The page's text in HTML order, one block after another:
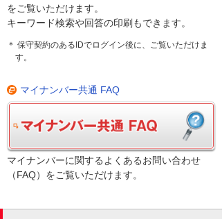
をご覧いただけます。
キーワード検索や回答の印刷もできます。
＊ 保守契約のあるIDでログイン後に、ご覧いただけま
す。
マイナンバー共通 FAQ
マイナンバーに関するよくあるお問い合わせ
（FAQ）をご覧いただけます。